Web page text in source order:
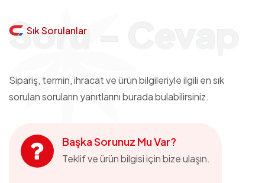
Soru - Cevap
Sık Sorulanlar
Sipariş, termin, ihracat ve ürün bilgileriyle ilgili en sık
sorulan soruların yanıtlarını burada bulabilirsiniz.
Başka Sorunuz Mu Var?
Teklif ve ürün bilgisi için bize ulaşın.